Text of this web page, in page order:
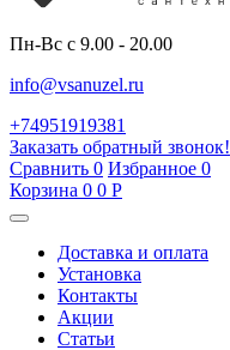
Пн-Вс с 9.00 - 20.00
info@vsanuzel.ru
+74951919381
Заказать обратный звонок!
Сравнить 0 Избранное 0
Корзина 0 0 Р
Доставка и оплата
Установка
Контакты
Акции
Статьи